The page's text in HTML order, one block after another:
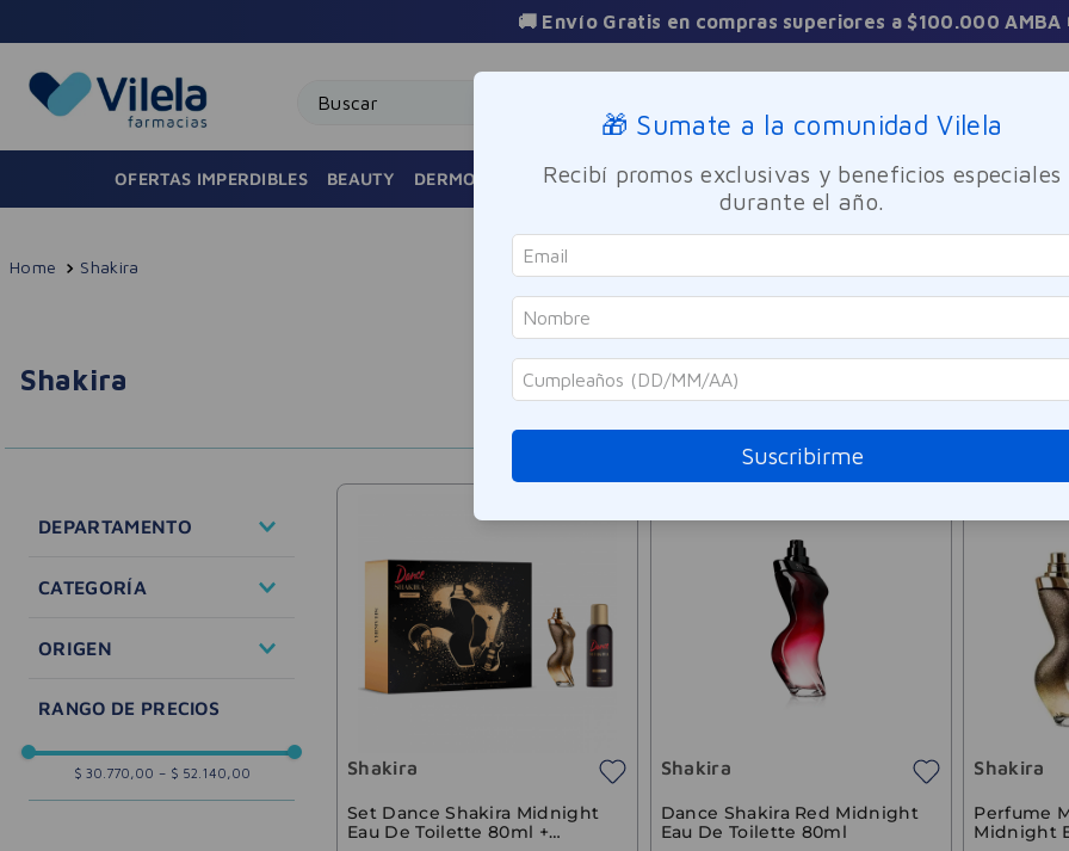
OFERTAS IMPERDIBLES BEAUTY DERMOCOSMÉTICA FRAGANCIAS CUIDADO PERSONAL BIENESTAR Y
Shakira
Shakira 8 PRODUCTOS
DEPARTAMENTO
CATEGORÍA
ORIGEN
importado
$ 30.770,00 – $ 52.140,00 Shakira
Set Dance Shakira Midnight
Eau De Toilette 80ml +
Shakira
Dance Shakira Red Midnight
Eau De Toilette 80ml
Shakira
Perfume
Midnight
🎁 Sumate a la comunidad Vilela
Recibí promos exclusivas y beneficios especiales
durante el año.
Suscribirme